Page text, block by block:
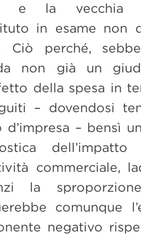
e la vecchia
in esame non
Ciò perché,
non già un
della spesa in
– dovendosi
d’impresa – bensì
commerciale,
la
comunque
negativo